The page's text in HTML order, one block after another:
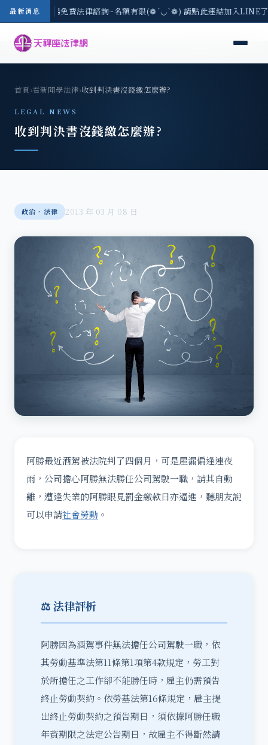
最新消息
-8/3(一) 現場免費法律諮詢~名額有限(❁´◡`❁) 請點此連結加入LINE
首頁›看新聞學法律›收到判決書沒錢繳怎麼辦?
LEGAL NEWS
收到判決書沒錢繳怎麼辦?
政治‧法律 2013 年 03 月 08 日
阿勝最近酒駕被法院判了四個月，可是屋漏偏逢連夜
雨，公司擔心阿勝無法勝任公司駕駛一職，請其自動
離，遭逢失業的阿勝眼見罰金繳款日亦逼進，聽朋友說
可以申請社會勞動 。
⚖️ 法律評析
阿勝因為酒駕事件無法擔任公司駕駛一職，依
其勞動基準法第11條第1項第4款規定，勞工對
於所擔任之工作卻不能勝任時，雇主仍需預告
終止勞動契約 。依勞基法第16條規定，雇主提
出終止勞動契約之預告期日，須依據阿勝任職
年資期限之法定公告期日，故雇主不得斷然請